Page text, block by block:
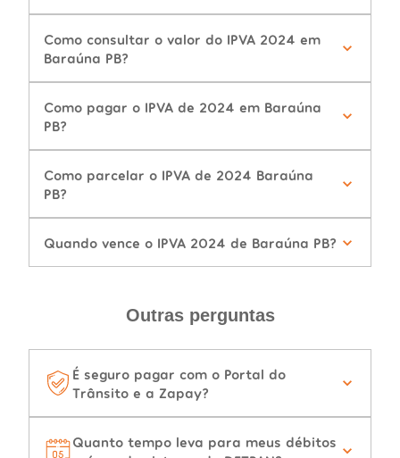
Como consultar o valor do IPVA 2024 em
Baraúna PB?
Como pagar o IPVA de 2024 em Baraúna
PB?
Como parcelar o IPVA de 2024 Baraúna
PB?
Quando vence o IPVA 2024 de Baraúna PB?
Outras perguntas
É seguro pagar com o Portal do
Trânsito e a Zapay?
Quanto tempo leva para meus débitos